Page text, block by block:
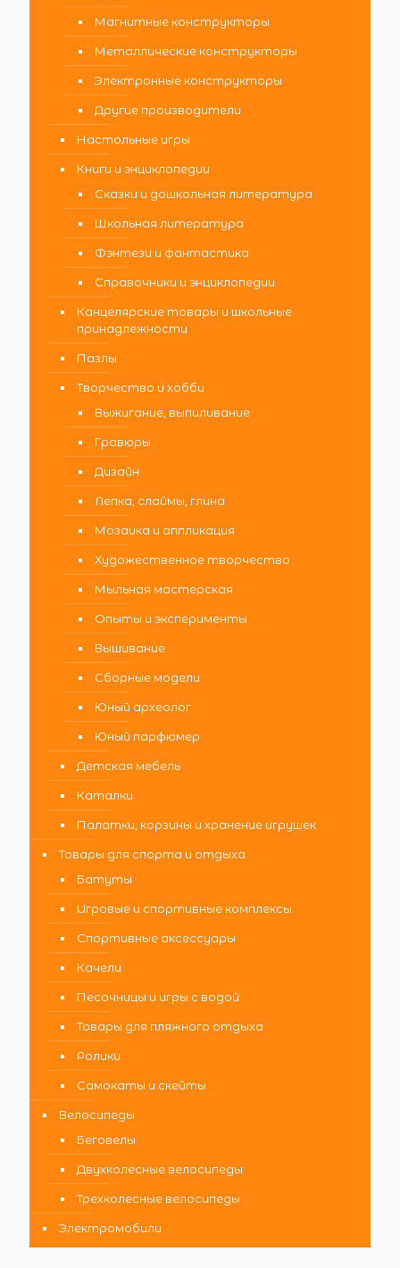
Магнитные конструкторы
Металлические конструкторы
Электронные конструкторы
Другие производители
Настольные игры
Книги и энциклопедии
Сказки и дошкольная литература
Школьная литература
Фэнтези и фантастика
Справочники и энциклопедии
Канцелярские товары и школьные
принадлежности
Пазлы
Творчество и хобби
Выжигание, выпиливание
Гравюры
Дизайн
Лепка, слаймы, глина
Мозаика и аппликация
Художественное творчество
Мыльная мастерская
Опыты и эксперименты
Вышивание
Сборные модели
Юный археолог
Юный парфюмер
Детская мебель
Каталки
Палатки, корзины и хранение игрушек
Товары для спорта и отдыха
Батуты
Игровые и спортивные комплексы
Спортивные аксессуары
Качели
Песочницы и игры с водой
Товары для пляжного отдыха
Ролики
Самокаты и скейты
Велосипеды
Беговелы
Двухколесные велосипеды
Трехколесные велосипеды
Электромобили